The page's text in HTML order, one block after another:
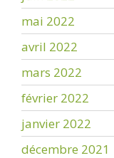
mai 2022
avril 2022
mars 2022
février 2022
janvier 2022
décembre 2021